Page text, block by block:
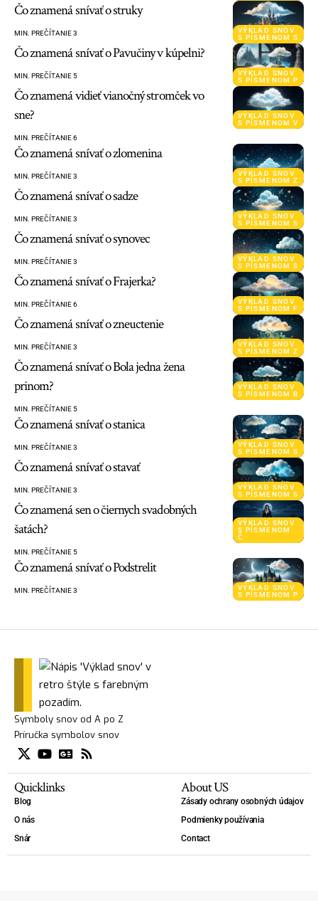
VÝKLAD SNOV
S PÍSMENOM S
Čo znamená snívať o struky
MIN. PREČÍTANIE 3
VÝKLAD SNOV
S PÍSMENOM P
Čo znamená snívať o Pavučiny v kúpelni?
MIN. PREČÍTANIE 5
VÝKLAD SNOV
S PÍSMENOM V
Čo znamená vidieť vianočný stromček vo
sne?
MIN. PREČÍTANIE 6
VÝKLAD SNOV
S PÍSMENOM Z
Čo znamená snívať o zlomenina
MIN. PREČÍTANIE 3
VÝKLAD SNOV
S PÍSMENOM S
Čo znamená snívať o sadze
MIN. PREČÍTANIE 3
VÝKLAD SNOV
S PÍSMENOM S
Čo znamená snívať o synovec
MIN. PREČÍTANIE 3
VÝKLAD SNOV
S PÍSMENOM F
Čo znamená snívať o Frajerka?
MIN. PREČÍTANIE 6
VÝKLAD SNOV
S PÍSMENOM Z
Čo znamená snívať o zneuctenie
MIN. PREČÍTANIE 3
VÝKLAD SNOV
S PÍSMENOM B
Čo znamená snívať o Bola jedna žena
prinom?
MIN. PREČÍTANIE 5
VÝKLAD SNOV
S PÍSMENOM S
Čo znamená snívať o stanica
MIN. PREČÍTANIE 3
VÝKLAD SNOV
S PÍSMENOM S
Čo znamená snívať o stavať
MIN. PREČÍTANIE 3
VÝKLAD SNOV
S PÍSMENOM
Č
Čo znamená sen o čiernych svadobných
šatách?
MIN. PREČÍTANIE 5
VÝKLAD SNOV
S PÍSMENOM P
Čo znamená snívať o Podstrelit
MIN. PREČÍTANIE 3
Symboly snov od A po Z
Príručka symbolov snov
Quicklinks
Blog
O nás
Snár
About US
Zásady ochrany osobných údajov
Podmienky používania
Contact